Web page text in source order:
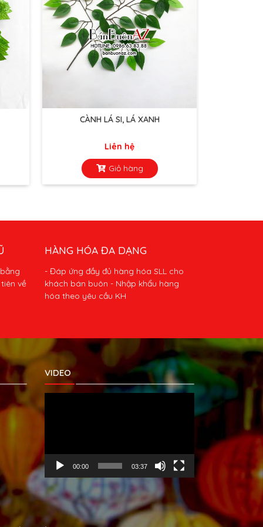
CÀNH LÁ SI, LÁ XANH
Liên hệ
Giỏ hàng
về
HÀNG HÓA ĐA DẠNG
- Đáp ứng đầy đủ hàng hóa SLL cho
khách bán buôn - Nhập khẩu hàng
hóa theo yêu cầu KH
VIDEO
chơi
00:00 03:37